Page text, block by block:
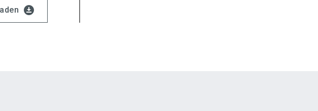
download_for_offline